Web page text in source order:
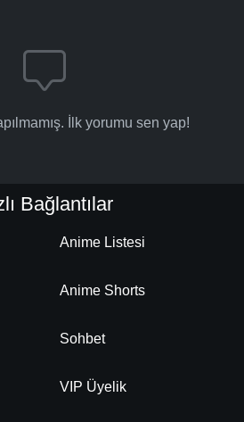
İlk yorumu sen yap!
Bağlantılar
Anime Listesi
Anime Shorts
Sohbet
VIP Üyelik